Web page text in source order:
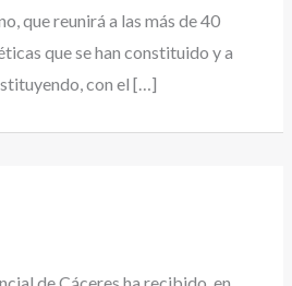
que reunirá a las más de 40
que se han constituido y a
con el […]